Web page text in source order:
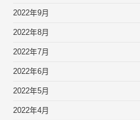
2022年9月
2022年8月
2022年7月
2022年6月
2022年5月
2022年4月